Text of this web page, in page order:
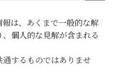
は、あくまで一般的な解
個人的な見解が含まれる
するものではありませ